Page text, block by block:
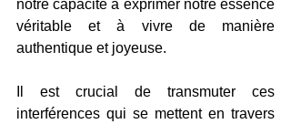
notre capacité à exprimer notre essence
véritable et à vivre de manière
authentique et joyeuse.
Il est crucial de transmuter ces
interférences qui se mettent en travers